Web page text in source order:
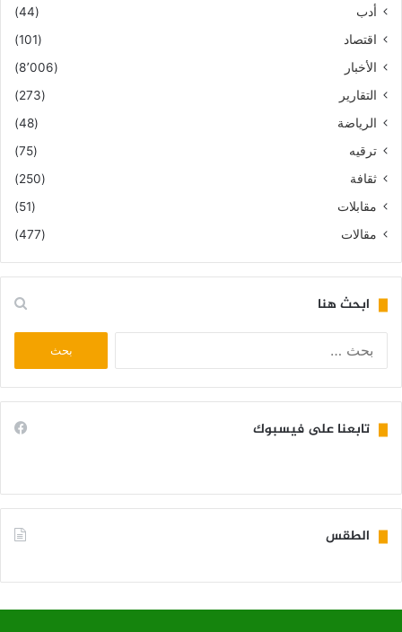
أدب
(44)
اقتصاد
(101)
الأخبار
(8٬006)
التقارير
(273)
الرياضة
(48)
ترقيه
(75)
ثقافة
(250)
مقابلات
(51)
مقالات
(477)
ابحث هنا
تابعنا على فيسبوك
الطقس